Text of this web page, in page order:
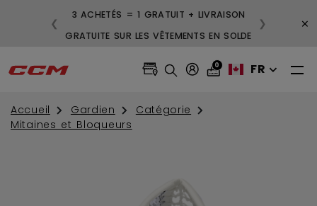
3 ACHETÉS = 1 GRATUIT + LIVRAISON
GRATUITE SUR LES VÊTEMENTS EN
❮ ❯ ×
0 FR
Accueil Gardien
Catégorie
Mitaines et Bloqueurs